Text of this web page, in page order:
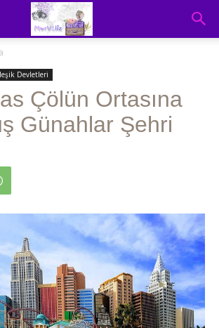
Devletleri
Çölün Ortasına
Günahlar Şehri